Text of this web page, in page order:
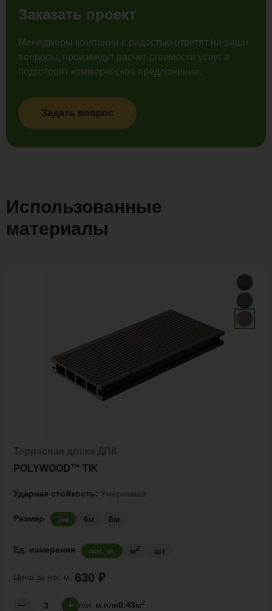
Заказать проект
Менеджеры компании с радостью ответят на ваши
вопросы, произведут расчет стоимости услуг и
подготовят коммерческое предложение.
Задать вопрос
Использованные
материалы
POLYWOOD™ TIK
Ударная стойкость:
Размер 3м 4м 6м
Ед. измерения пог. м. м2 шт
Цена за пог. м.:630 ₽
пог. м.или0.43м2